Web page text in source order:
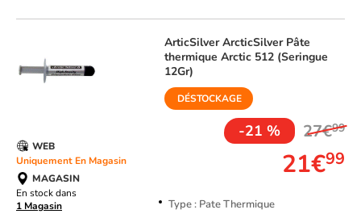
ArticSilverArcticSilver Pâte
thermique Arctic 512 (Seringue
12Gr)
DÉSTOCKAGE
-21 % 27€99
21€99
Type : Pate Thermique
WEB
Uniquement En Magasin
MAGASIN
En stock dans
1 Magasin